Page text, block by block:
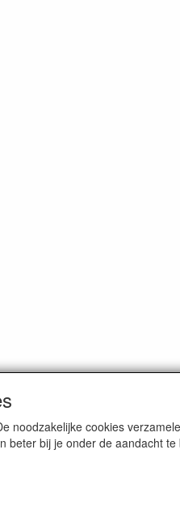
noodzakelijke cookies
bij je onder de aandacht